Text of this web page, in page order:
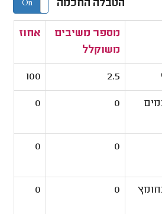
הטבלה החכמה On Off
מספר משיבים
משוקלל
אחוז
2.5
100
0
0
0
0
0
0